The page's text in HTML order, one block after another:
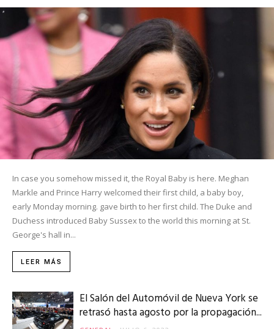
In case you somehow missed it, the Royal Baby is here. Meghan
Markle and Prince Harry welcomed their first child, a baby boy,
early Monday morning. gave birth to her first child. The Duke and
Duchess introduced Baby Sussex to the world this morning at St.
George's hall in...
LEER MÁS
El Salón del Automóvil de Nueva York se
retrasó hasta agosto por la propagación...